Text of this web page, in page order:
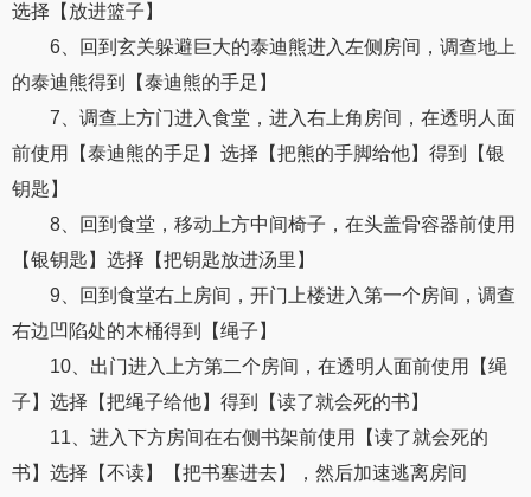
选择【放进篮子】
6、回到玄关躲避巨大的泰迪熊进入左侧房间，调查地上
的泰迪熊得到【泰迪熊的手足】
7、调查上方门进入食堂，进入右上角房间，在透明人面
前使用【泰迪熊的手足】选择【把熊的手脚给他】得到【银
钥匙】
8、回到食堂，移动上方中间椅子，在头盖骨容器前使用
【银钥匙】选择【把钥匙放进汤里】
9、回到食堂右上房间，开门上楼进入第一个房间，调查
右边凹陷处的木桶得到【绳子】
10、出门进入上方第二个房间，在透明人面前使用【绳
子】选择【把绳子给他】得到【读了就会死的书】
11、进入下方房间在右侧书架前使用【读了就会死的
书】选择【不读】【把书塞进去】，然后加速逃离房间